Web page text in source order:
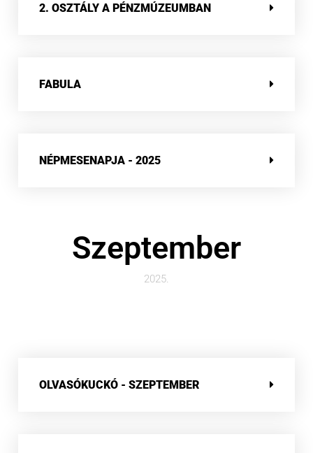
2. OSZTÁLY A PÉNZMÚZEUMBAN
FABULA
NÉPMESENAPJA - 2025
Szeptember
2025.
OLVASÓKUCKÓ - SZEPTEMBER